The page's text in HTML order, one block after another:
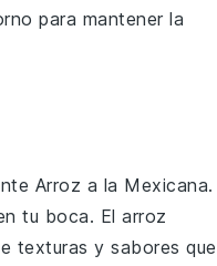
para mantener la
Arroz a la Mexicana.
tu boca. El arroz
texturas y sabores que